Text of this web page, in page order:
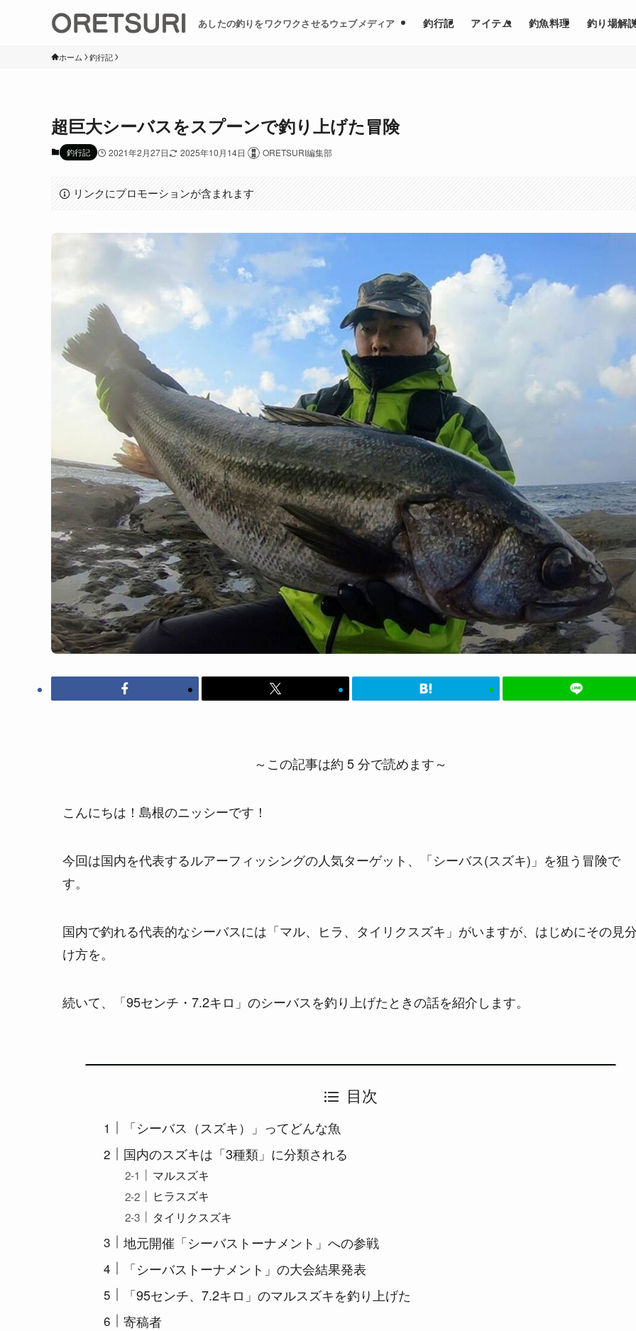
あしたの釣りをワクワクさせるウェブメディア 釣行記 アイテム 釣魚料理 釣り場解
ホーム 釣行記
超巨大シーバスをスプーンで釣り上げた冒険
釣行記 2021年2月27日 2025年10月14日 ORETSURI編集部
リンクにプロモーションが含まれます
～この記事は約 5 分で読めます～
こんにちは！島根のニッシーです！
今回は国内を代表するルアーフィッシングの人気ターゲット、「シーバス(スズキ)」を狙う冒険で
す。
国内で釣れる代表的なシーバスには「マル、ヒラ、タイリクスズキ」がいますが、はじめにその見
け方を。
続いて、「95センチ・7.2キロ」のシーバスを釣り上げたときの話を紹介します。
目次
「シーバス（スズキ）」ってどんな魚
国内のスズキは「3種類」に分類される
マルスズキ
ヒラスズキ
タイリクスズキ
地元開催「シーバストーナメント」への参戦
「シーバストーナメント」の大会結果発表
「95センチ、7.2キロ」のマルスズキを釣り上げた
寄稿者